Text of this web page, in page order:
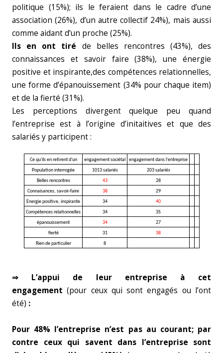
politique (15%); ils le feraient dans le cadre d’une
association (26%), d’un autre collectif 24%), mais aussi
comme aidant d’un proche (25%).
Ils en ont tiré de belles rencontres (43%), des
connaissances et savoir faire (38%), une énergie
positive et inspirante,des compétences relationnelles,
une forme d’épanouissement (34% pour chaque item)
et de la fierté (31%).
Les perceptions divergent quelque peu quand
l’entreprise est à l’origine d’initaitives et que des
salariés y participent :
Ce qu'ils en retirent d'un engagement sociétal
engagement dans l'entreprise
Population interrogée
1013 salariés
203 salariés
Belles rencontres
43
28
Connaisances, savoir-faire
38
29
Energie positive, inspirante
34
40
Compétences relationnelles
34
35
épanouissement
34
27
fierté
31
38
Rien de particulier
8
⇒ L’appui de leur entreprise à cet
engagement(pour ceux qui sont engagés ou l’ont
été) :
Pour 48% l’entreprise n’est pas au courant; par
contre ceux qui savent dans l’entreprise sont